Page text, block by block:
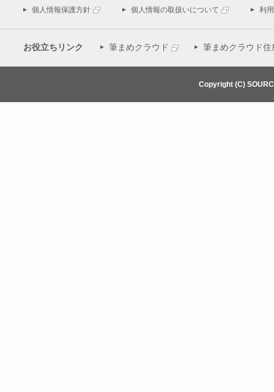
個人情報保護方針 個人情報の取扱いについて 利
お役立ちリンク 筆まめクラウド 筆まめクラウド住
Copyright (C)